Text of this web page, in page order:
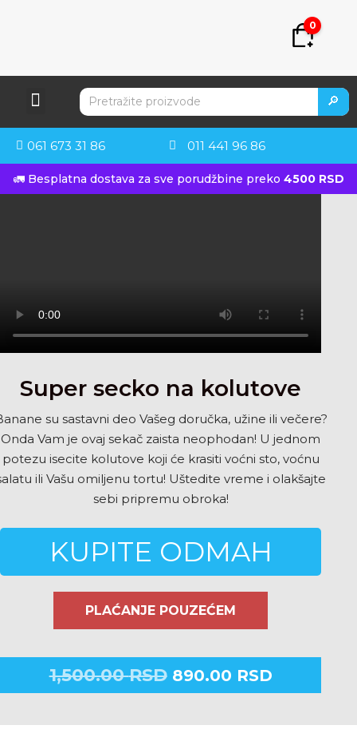
0
🔎
061 673 31 86 011 441 96 86
🚛 Besplatna dostava za sve porudžbine preko 4500 RSD
Super secko na kolutove
su sastavni deo Vašeg doručka, užine ili večere?
Onda Vam je ovaj sekač zaista neophodan! U jednom
potezu isecite kolutove koji će krasiti voćni sto, voćnu
ili Vašu omiljenu tortu! Uštedite vreme i olakšajte
sebi pripremu obroka!
KUPITE ODMAH
PLAĆANJE POUZEĆEM
1,500.00RSD 890.00 RSD